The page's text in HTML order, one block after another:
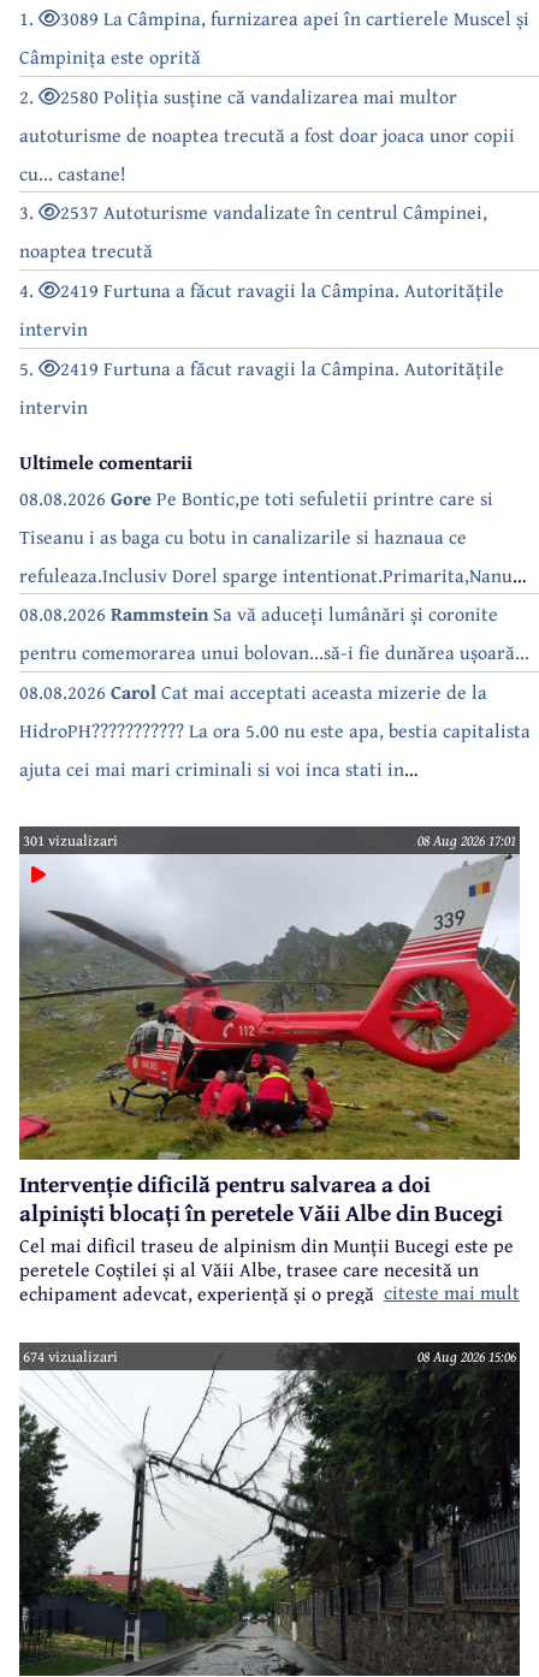
1.
3089 La Câmpina, furnizarea apei în cartierele Muscel și
Câmpinița este oprită
2.
2580 Poliția susține că vandalizarea mai multor
autoturisme de noaptea trecută a fost doar joaca unor copii
cu... castane!
3.
2537 Autoturisme vandalizate în centrul Câmpinei,
noaptea trecută
4.
2419 Furtuna a făcut ravagii la Câmpina. Autoritățile
intervin
5.
2419 Furtuna a făcut ravagii la Câmpina. Autoritățile
intervin
Ultimele comentarii
08.08.2026 GorePe Bontic,pe toti sefuletii printre care si
Tiseanu i as baga cu botu in canalizarile si haznaua ce
refuleaza.Inclusiv Dorel sparge intentionat.Primarita,Nanu
bea apa de la robinet.Asta as intreba o si pe Izabel Mitrea
08.08.2026 RammsteinSa vă aduceți lumânări și coronite
pentru comemorarea unui bolovan...să-i fie dunărea ușoară...
08.08.2026 CarolCat mai acceptati aceasta mizerie de la
HidroPH??????????? La ora 5.00 nu este apa, bestia capitalista
ajuta cei mai mari criminali si voi inca stati in
301 vizualizari 08 Aug 2026 17:01
Intervenție dificilă pentru salvarea a doi
alpiniști blocați în peretele Văii Albe din Bucegi
Cel mai dificil traseu de alpinism din Munții Bucegi este pe
peretele Coștilei și al Văii Albe, trasee care necesită un
echipament adevcat, experiență și o pregătire specifică.
citeste mai mult
674 vizualizari 08 Aug 2026 15:06